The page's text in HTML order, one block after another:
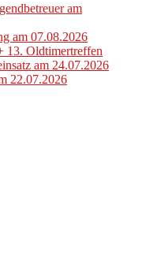
am
am 07.08.2026
13. Oldtimertreffen
am 24.07.2026
22.07.2026